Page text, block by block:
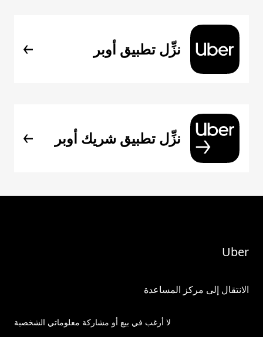
نزِّل تطبيق أوبر
نزِّل تطبيق شريك أوبر
Uber
الانتقال إلى مركز المساعدة
لا أرغب في بيع أو مشاركة معلوماتي الشخصية